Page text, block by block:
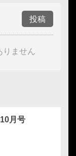
投稿
りません
月号